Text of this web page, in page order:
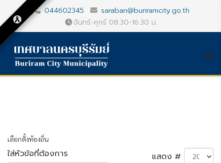
044602345
saraban@buriramcity.go.th
จันทร์-ศุกร์ 08.30-16.30 น.
เลือกตั้งท้องถิ่น
ใส่หัวข้อที่ต้องการ แสดง #